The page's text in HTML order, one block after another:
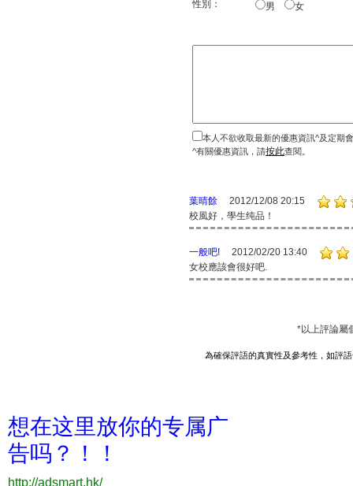
性別： 男 女
本人不欲收取最新的優惠資訊^及定期
^有關優惠資訊，請按此查閱。
葉晴餘
2012/12/08 20:15
校風好，學生纯品！
一般吧!
2012/02/20 13:40
女校應該會很好吧.
*以上評論屬
為確保評語的真實性及參考性，如評